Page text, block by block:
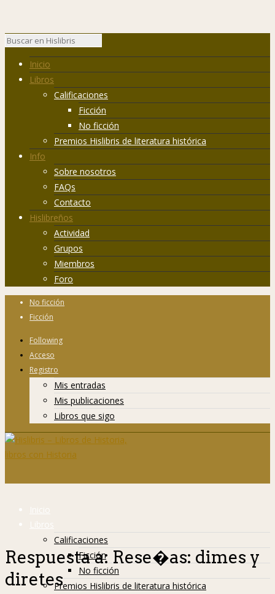
Inicio
Libros
Calificaciones
Ficción
No ficción
Premios Hislibris de literatura histórica
Info
Sobre nosotros
FAQs
Contacto
Hislibreños
Actividad
Grupos
Miembros
Foro
No ficción
Ficción
Following
Acceso
Registro
Mis entradas
Mis publicaciones
Libros que sigo
Inicio
Libros
Calificaciones
Ficción
No ficción
Premios Hislibris de literatura histórica
Respuesta a: Rese�as: dimes y
diretes